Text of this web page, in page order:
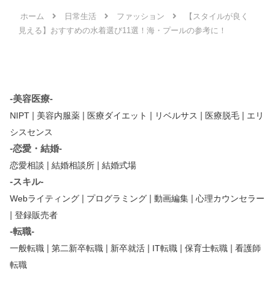
ホーム 日常生活 ファッション
【スタイルが良く
見える】おすすめの水着選び11選！海・プールの参考に！
-美容医療-
NIPT | 美容内服薬 | 医療ダイエット | リベルサス | 医療脱毛 | エリ
シスセンス
-恋愛・結婚-
恋愛相談 | 結婚相談所 | 結婚式場
-スキル-
Webライティング | プログラミング | 動画編集 | 心理カウンセラー
| 登録販売者
-転職-
一般転職 | 第二新卒転職 | 新卒就活 | IT転職 | 保育士転職 | 看護師
転職